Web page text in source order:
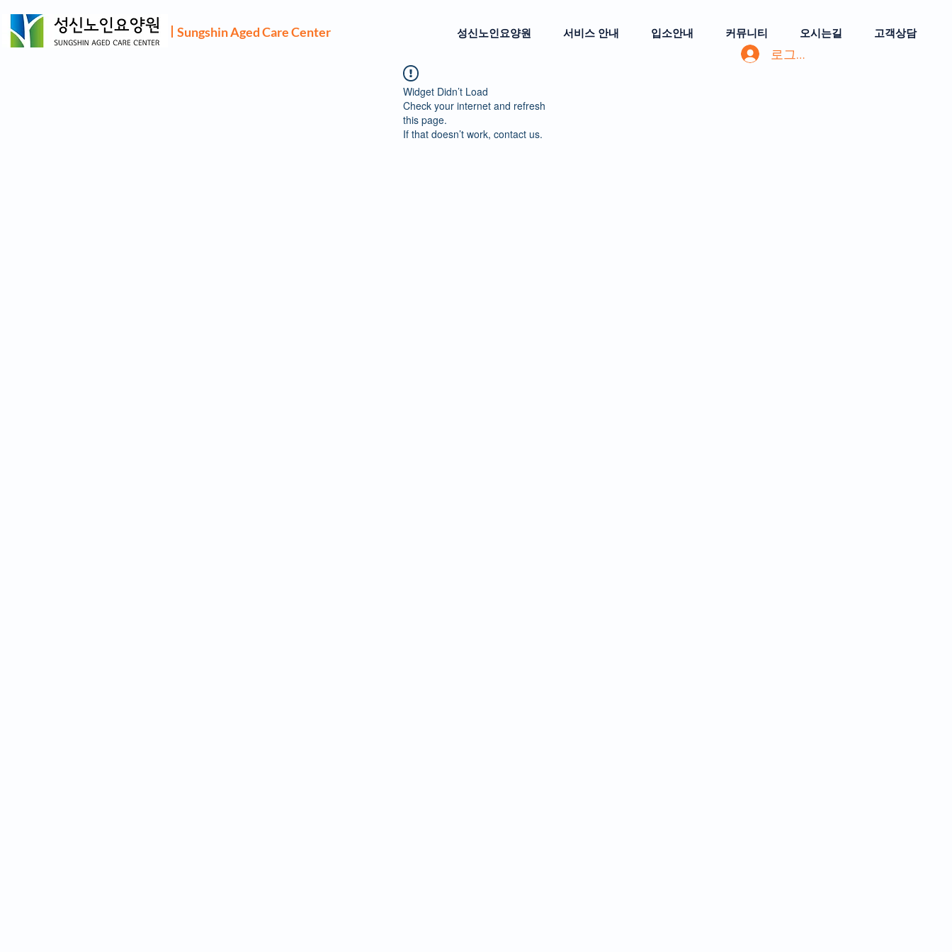
Sungshin Aged Care Center 성신노인요양원 서비스 안내 입소안내 커뮤니티 오시는길 고객상담
로그인
Widget Didn’t Load
Check your internet and refresh
this page.
If that doesn’t work, contact us.